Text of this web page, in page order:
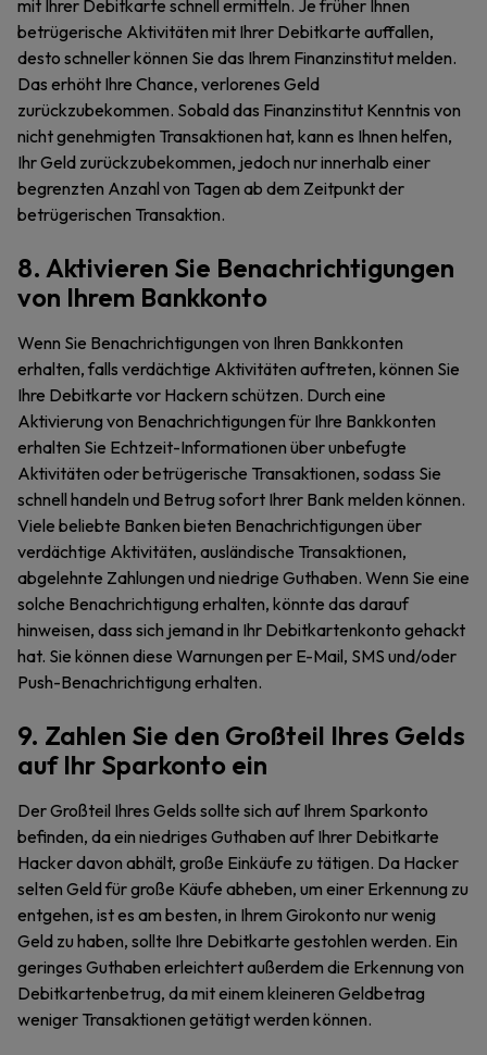
mit Ihrer Debitkarte schnell ermitteln. Je früher Ihnen
betrügerische Aktivitäten mit Ihrer Debitkarte auffallen,
desto schneller können Sie das Ihrem Finanzinstitut melden.
Das erhöht Ihre Chance, verlorenes Geld
zurückzubekommen. Sobald das Finanzinstitut Kenntnis von
nicht genehmigten Transaktionen hat, kann es Ihnen helfen,
Ihr Geld zurückzubekommen, jedoch nur innerhalb einer
begrenzten Anzahl von Tagen ab dem Zeitpunkt der
betrügerischen Transaktion.
8. Aktivieren Sie Benachrichtigungen
von Ihrem Bankkonto
Wenn Sie Benachrichtigungen von Ihren Bankkonten
erhalten, falls verdächtige Aktivitäten auftreten, können Sie
Ihre Debitkarte vor Hackern schützen. Durch eine
Aktivierung von Benachrichtigungen für Ihre Bankkonten
erhalten Sie Echtzeit-Informationen über unbefugte
Aktivitäten oder betrügerische Transaktionen, sodass Sie
schnell handeln und Betrug sofort Ihrer Bank melden können.
Viele beliebte Banken bieten Benachrichtigungen über
verdächtige Aktivitäten, ausländische Transaktionen,
abgelehnte Zahlungen und niedrige Guthaben. Wenn Sie eine
solche Benachrichtigung erhalten, könnte das darauf
hinweisen, dass sich jemand in Ihr Debitkartenkonto gehackt
hat. Sie können diese Warnungen per E-Mail, SMS und/oder
Push-Benachrichtigung erhalten.
9. Zahlen Sie den Großteil Ihres Gelds
auf Ihr Sparkonto ein
Der Großteil Ihres Gelds sollte sich auf Ihrem Sparkonto
befinden, da ein niedriges Guthaben auf Ihrer Debitkarte
Hacker davon abhält, große Einkäufe zu tätigen. Da Hacker
selten Geld für große Käufe abheben, um einer Erkennung zu
entgehen, ist es am besten, in Ihrem Girokonto nur wenig
Geld zu haben, sollte Ihre Debitkarte gestohlen werden. Ein
geringes Guthaben erleichtert außerdem die Erkennung von
Debitkartenbetrug, da mit einem kleineren Geldbetrag
weniger Transaktionen getätigt werden können.